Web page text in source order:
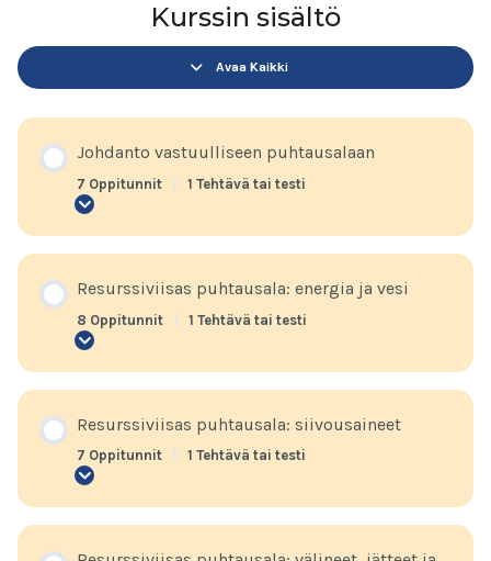
Kurssin sisältö
Avaa Kaikki
Moduulit
Johdanto vastuulliseen puhtausalaan
7 Oppitunnit 1 Tehtävä tai testi
Johdanto
Resurssiviisas puhtausala: energia ja vesi
8 Oppitunnit 1 Tehtävä tai testi
Resurssiviisas
Resurssiviisas puhtausala: siivousaineet
7 Oppitunnit 1 Tehtävä tai testi
Resurssiviisas